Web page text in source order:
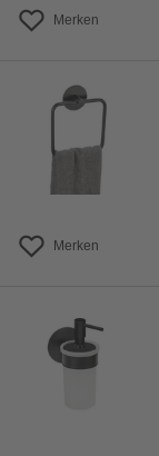
Merken
Merken